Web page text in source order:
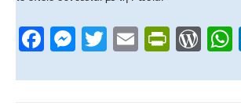
F
c
M
ss
T
tt
E
ail
Pr
tF
W
d